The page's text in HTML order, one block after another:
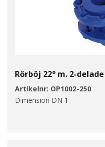
Rörböj 22° m. 2-
Artikelnr: OP1002-250
Dimension DN 1: